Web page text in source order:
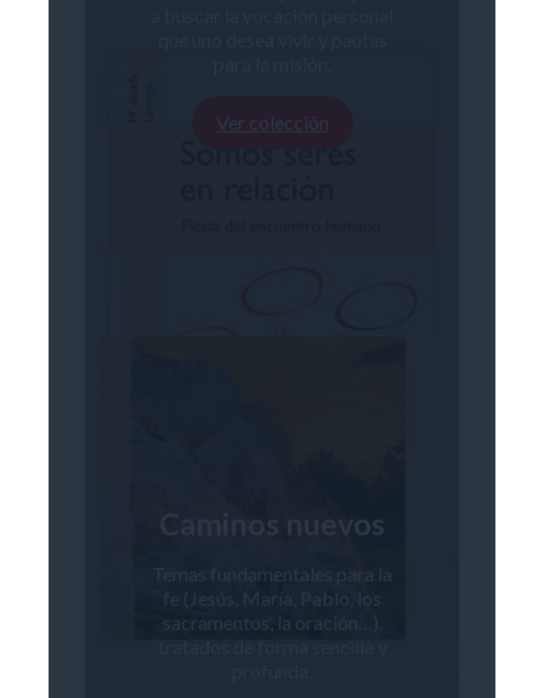
Ver colección
Caminos nuevos
Temas fundamentales para la
fe (Jesús, María, Pablo, los
sacramentos, la oración…),
tratados de forma sencilla y